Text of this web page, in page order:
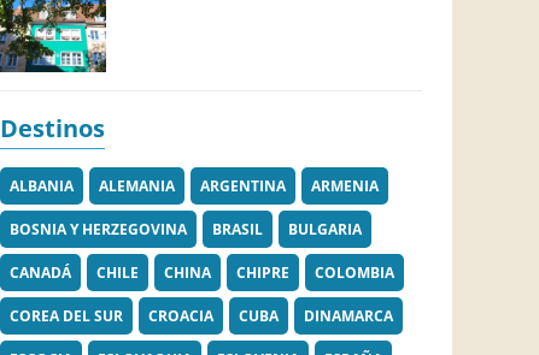
Destinos
ALBANIA ALEMANIA ARGENTINA ARMENIA
BOSNIA Y HERZEGOVINA BRASIL BULGARIA
CANADÁ CHILE CHINA CHIPRE COLOMBIA
COREA DEL SUR CROACIA CUBA DINAMARCA